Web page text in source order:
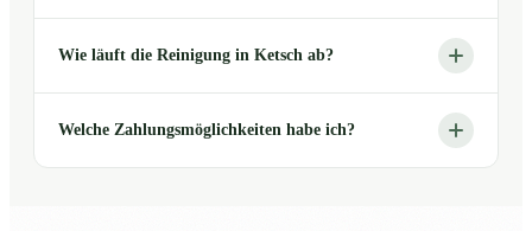
Wie läuft die Reinigung in Ketsch ab?
Welche Zahlungsmöglichkeiten habe ich?